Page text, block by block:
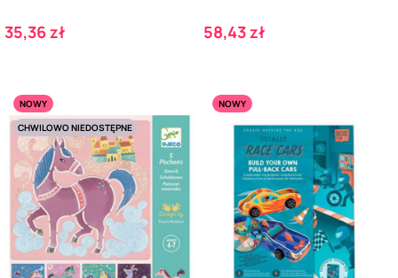
Cena
35,36 zł Cena
58,43 zł
NOWY
CHWILOWO NIEDOSTĘPNE
NOWY